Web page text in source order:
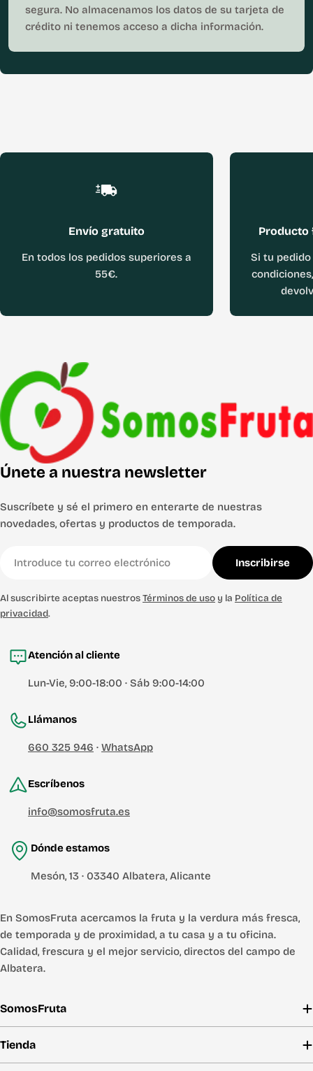
segura. No almacenamos los datos de su tarjeta de
crédito ni tenemos acceso a dicha información.
Envío gratuito
En todos los pedidos superiores a
55€.
Producto
Si tu
Únete a nuestra newsletter
Suscríbete y sé el primero en enterarte de nuestras
novedades, ofertas y productos de temporada.
electrónico
Inscribirse
Al suscribirte aceptas nuestrosTérminos de uso y la Política de
privacidad.
Atención al cliente
Lun-Vie, 9:00-18:00 · Sáb 9:00-14:00
Llámanos
660 325 946 · WhatsApp
Escríbenos
info@somosfruta.es
Dónde estamos
Mesón, 13 · 03340 Albatera, Alicante
En SomosFruta acercamos la fruta y la verdura más fresca,
de temporada y de proximidad, a tu casa y a tu oficina.
Calidad, frescura y el mejor servicio, directos del campo de
Albatera.
SomosFruta
Tienda